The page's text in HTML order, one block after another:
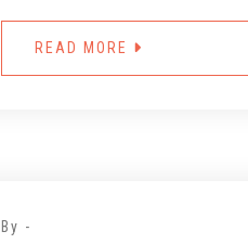
READ MORE
By -